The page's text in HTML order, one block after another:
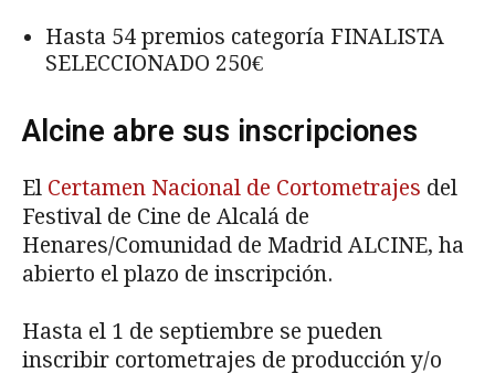
Hasta 54 premios categoría FINALISTA
SELECCIONADO 250€
Alcine abre sus inscripciones
El Certamen Nacional de Cortometrajes del
Festival de Cine de Alcalá de
Henares/Comunidad de Madrid ALCINE, ha
abierto el plazo de inscripción.
Hasta el 1 de septiembre se pueden
inscribir cortometrajes de producción y/o